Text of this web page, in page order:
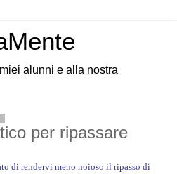
alunni e alla nostra
per ripassare
di rendervi meno noioso il ripasso di